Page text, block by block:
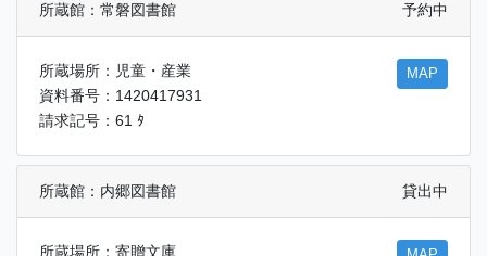
所蔵館：常磐図書館 予約中
所蔵場所：児童・産業
資料番号：1420417931
請求記号：61 ﾀ
MAP
所蔵館：内郷図書館 貸出中
所蔵場所：寄贈文庫